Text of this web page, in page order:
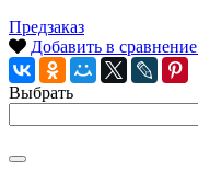
Предзаказ
Добавить в сравнение
Выбрать